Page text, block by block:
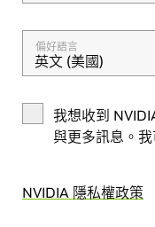
偏好語言
英文 (美國)
我想收到
與更多訊息。
NVIDIA 隱私權政策